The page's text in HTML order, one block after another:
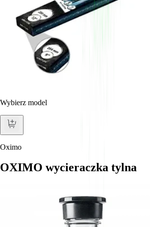
Wybierz model
Oximo
OXIMO wycieraczka tylna